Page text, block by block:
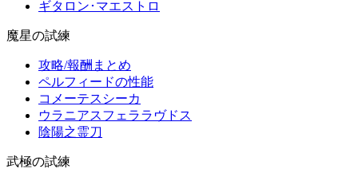
ギタロン･マエストロ
魔星の試練
攻略/報酬まとめ
ペルフィードの性能
コメーテスシーカ
ウラニアスフェララヴドス
陰陽之霊刀
武極の試練